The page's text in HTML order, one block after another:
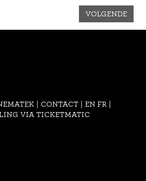
VOLGENDE
| CONTACT| EN FR
VIA TICKETMATIC